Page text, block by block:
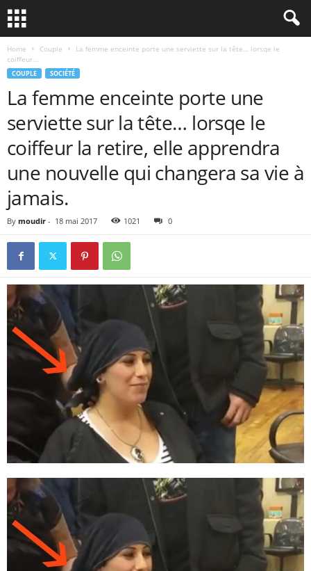
Home Couple
La femme enceinte porte une serviette sur la tête… lorsqe le
coiffeur...
COUPLE SOCIÉTÉ
La femme enceinte porte une
serviette sur la tête… lorsqe le
coiffeur la retire, elle apprendra
une nouvelle qui changera sa vie à
jamais.
By moudir - 18 mai 2017 1021 0